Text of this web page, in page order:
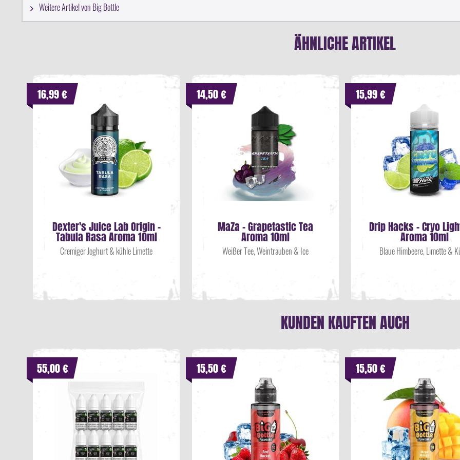
Weitere Artikel von Big Bottle
ÄHNLICHE ARTIKEL
Dexter's Juice Lab Origin -
Tabula Rasa Aroma 10ml
Cremiger Joghurt & kühle Limette
16,99 €
MaZa - Grapetastic Tea
Aroma 10ml
Weißer Tee, Weintrauben & Ice
14,50 €
Drip Hacks - Cryo
Aroma 10ml
Blaue Himbeere, Limette &
15,99 €
KUNDEN KAUFTEN AUCH
55,00 € 15,50 € 15,50 €